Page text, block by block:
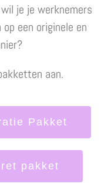
je je werknemers
een originele en
aan.
Pakket
pakket